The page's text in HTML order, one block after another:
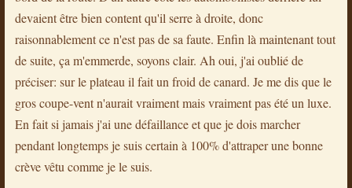
devaient être bien content qu'il serre à droite, donc
raisonnablement ce n'est pas de sa faute. Enfin là maintenant tout
de suite, ça m'emmerde, soyons clair. Ah oui, j'ai oublié de
préciser: sur le plateau il fait un froid de canard. Je me dis que le
gros coupe-vent n'aurait vraiment mais vraiment pas été un luxe.
En fait si jamais j'ai une défaillance et que je dois marcher
pendant longtemps je suis certain à 100% d'attraper une bonne
crève vêtu comme je le suis.